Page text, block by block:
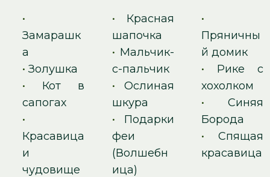
•
Замарашк
а
• Золушка
• Кот в
сапогах
•
Красавица
и
чудовище
• Красная
шапочка
• Мальчик-
с-пальчик
• Ослиная
шкура
• Подарки
феи
(Волшебн
ица)
•
Пряничны
й домик
• Рике с
хохолком
•Синяя
Борода
•Спящая
красавица